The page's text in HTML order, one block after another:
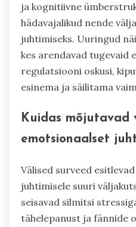
ja kognitiivne
hädavajalikud nende
juhtimiseks. Uuringud
kes arendavad tugevaid
regulatsiooni oskusi,
esinema ja säilitama
Kuidas mõjutavad
emotsionaalset
Välised surveed
juhtimisele suuri
seisavad silmitsi
tähelepanust ja fännide